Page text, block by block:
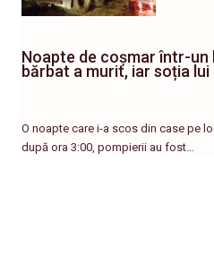
Noapte de coșmar într-un
bărbat a murit, iar soția lui
O noapte care i-a scos din case pe
după ora 3:00, pompierii au fost…